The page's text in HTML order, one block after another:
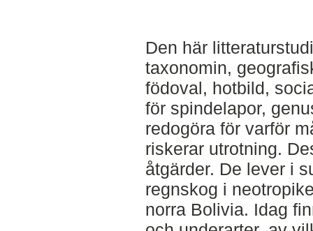
Den här
taxonomin,
födoval, hotbild,
för spindelapor,
redogöra för varför
riskerar utrotning.
åtgärder. De lever i
regnskog i
norra Bolivia. Idag